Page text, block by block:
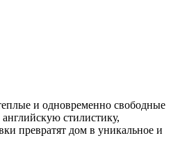
и одновременно свободные
стилистику,
превратят дом в уникальное и